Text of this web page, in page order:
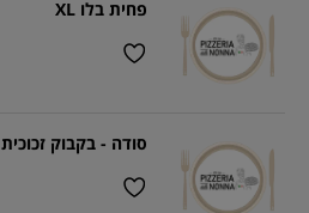
פחית בלו XL
סודה - בקבוק זכוכית